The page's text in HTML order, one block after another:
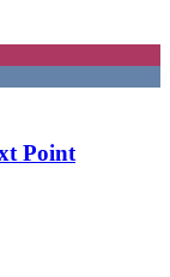
Point